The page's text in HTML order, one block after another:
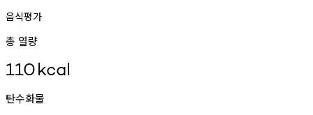
음식평가
총 열량
110kcal
탄수화물